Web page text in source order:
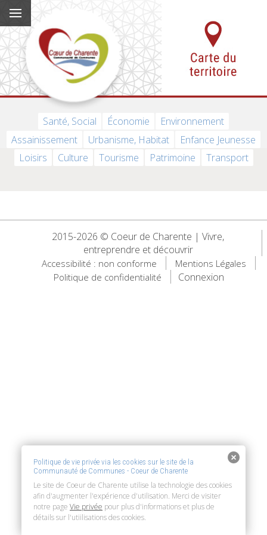
Santé, Social Économie
Environnement
Assainissement
Urbanisme, Habitat
Enfance Jeunesse
Loisirs
Culture Tourisme Patrimoine Transport
2015-2026 © Coeur de Charente | Vivre,
entreprendre et découvrir
Accessibilité : non conforme
Mentions Légales
Politique de confidentialité
Connexion
Politique de vie privée via les cookies sur le site de la
Communauté de Communes - Coeur de Charente
Le site de Coeur de Charente utilise la technologie des cookies
afin d'augmenter l'expérience d'utilisation. Merci de visiter
notre page Vie privée pour plus d'informations et plus de
détails sur l'utiilisations des cookies.